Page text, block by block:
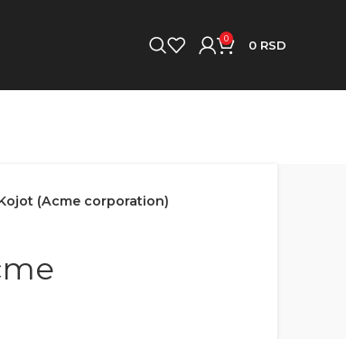
0 0 RSD
(Acme corporation)